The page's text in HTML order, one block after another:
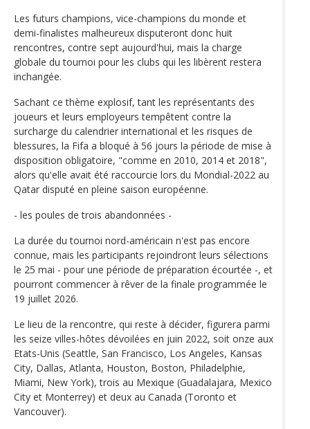
Les futurs champions, vice-champions du monde et
demi-finalistes malheureux disputeront donc huit
rencontres, contre sept aujourd'hui, mais la charge
globale du tournoi pour les clubs qui les libèrent restera
inchangée.
Sachant ce thème explosif, tant les représentants des
joueurs et leurs employeurs tempêtent contre la
surcharge du calendrier international et les risques de
blessures, la Fifa a bloqué à 56 jours la période de mise à
disposition obligatoire, "comme en 2010, 2014 et 2018",
alors qu'elle avait été raccourcie lors du Mondial-2022 au
Qatar disputé en pleine saison européenne.
- les poules de trois abandonnées -
La durée du tournoi nord-américain n'est pas encore
connue, mais les participants rejoindront leurs sélections
le 25 mai - pour une période de préparation écourtée -, et
pourront commencer à rêver de la finale programmée le
19 juillet 2026.
Le lieu de la rencontre, qui reste à décider, figurera parmi
les seize villes-hôtes dévoilées en juin 2022, soit onze aux
Etats-Unis (Seattle, San Francisco, Los Angeles, Kansas
City, Dallas, Atlanta, Houston, Boston, Philadelphie,
Miami, New York), trois au Mexique (Guadalajara, Mexico
City et Monterrey) et deux au Canada (Toronto et
Vancouver).